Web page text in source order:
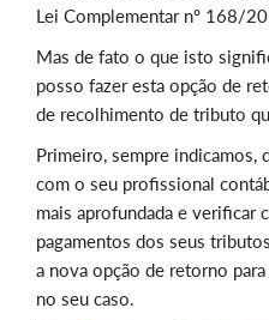
Lei Complementar nº 168/
Mas de fato o que isto
posso fazer esta opção de
de recolhimento de tributo
Primeiro, sempre indicamos,
com o seu profissional
mais aprofundada e verificar
pagamentos dos seus
a nova opção de retorno
no seu caso.